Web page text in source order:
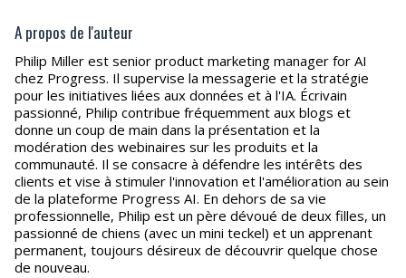
A propos de l'auteur
Philip Miller est senior product marketing manager for AI
chez Progress. Il supervise la messagerie et la stratégie
pour les initiatives liées aux données et à l'IA. Écrivain
passionné, Philip contribue fréquemment aux blogs et
donne un coup de main dans la présentation et la
modération des webinaires sur les produits et la
communauté. Il se consacre à défendre les intérêts des
clients et vise à stimuler l'innovation et l'amélioration au sein
de la plateforme Progress AI. En dehors de sa vie
professionnelle, Philip est un père dévoué de deux filles, un
passionné de chiens (avec un mini teckel) et un apprenant
permanent, toujours désireux de découvrir quelque chose
de nouveau.